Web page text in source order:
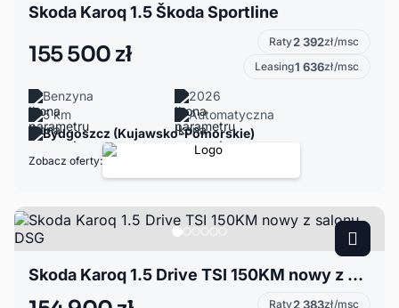
Skoda Karoq 1.5 Škoda Sportline
155 500 zł Raty2 392zł/msc
Leasing1 636zł/msc
Benzyna
2026
5 km
Automatyczna
Bydgoszcz (Kujawsko-Pomorskie)
Zobacz oferty:
Skoda Karoq 1.5 Drive TSI 150KM nowy z salonu DSG
Raty2 383zł/msc